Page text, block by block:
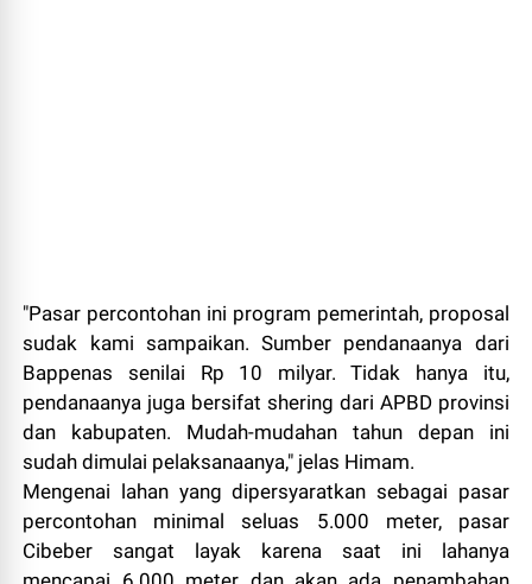
"Pasar percontohan ini program pemerintah, proposal
sudak kami sampaikan. Sumber pendanaanya dari
Bappenas senilai Rp 10 milyar. Tidak hanya itu,
pendanaanya juga bersifat shering dari APBD provinsi
dan kabupaten. Mudah-mudahan tahun depan ini
sudah dimulai pelaksanaanya," jelas Himam.
Mengenai lahan yang dipersyaratkan sebagai pasar
percontohan minimal seluas 5.000 meter, pasar
Cibeber sangat layak karena saat ini lahanya